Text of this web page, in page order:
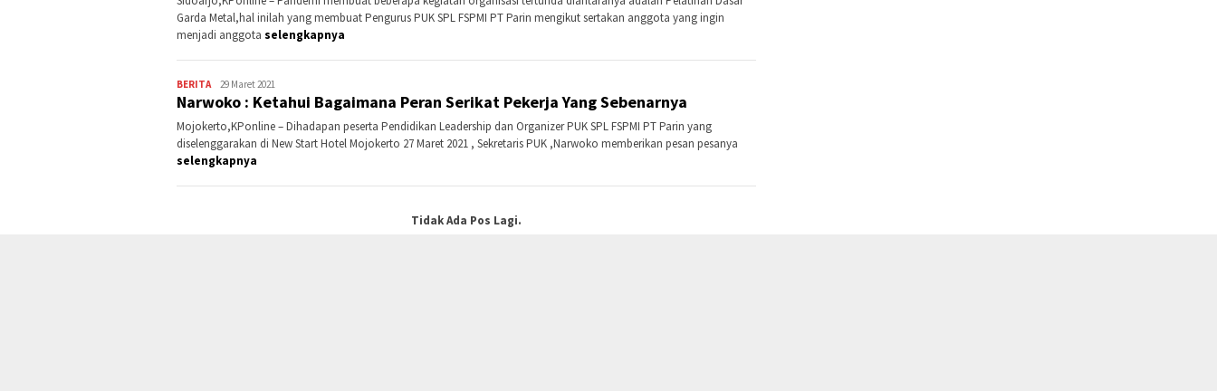
Garda Metal,hal inilah yang membuat Pengurus PUK SPL FSPMI PT Parin mengikut sertakan anggota yang ingin
menjadi anggota selengkapnya
BERITAKontributor
Jatim
29 Maret 2021
Narwoko : Ketahui Bagaimana Peran Serikat Pekerja Yang Sebenarnya
Mojokerto,KPonline – Dihadapan peserta Pendidikan Leadership dan Organizer PUK SPL FSPMI PT Parin yang
diselenggarakan di New Start Hotel Mojokerto 27 Maret 2021 , Sekretaris PUK ,Narwoko memberikan pesan pesanya
selengkapnya
Tidak Ada Pos Lagi.